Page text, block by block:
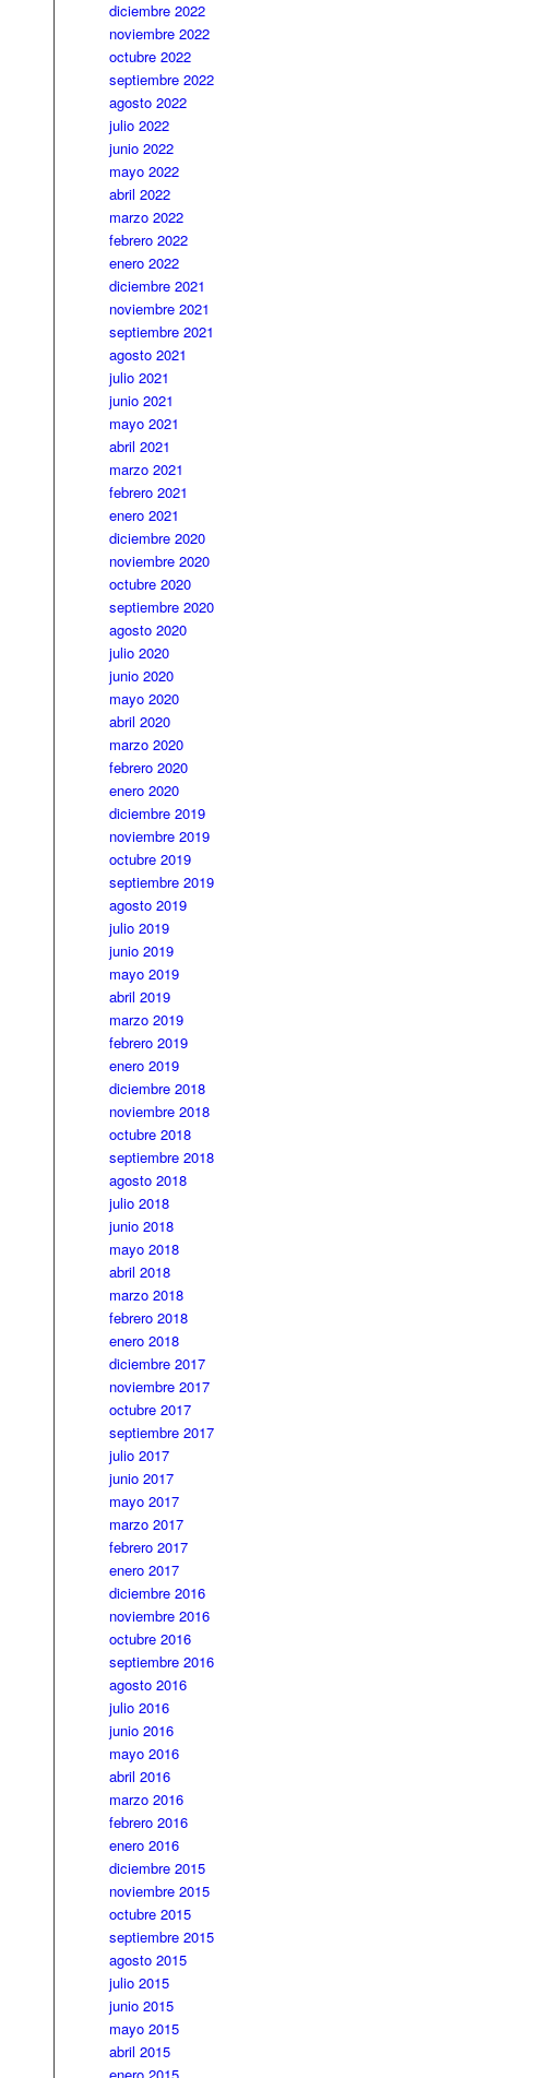
diciembre 2022
noviembre 2022
octubre 2022
septiembre 2022
agosto 2022
julio 2022
junio 2022
mayo 2022
abril 2022
marzo 2022
febrero 2022
enero 2022
diciembre 2021
noviembre 2021
septiembre 2021
agosto 2021
julio 2021
junio 2021
mayo 2021
abril 2021
marzo 2021
febrero 2021
enero 2021
diciembre 2020
noviembre 2020
octubre 2020
septiembre 2020
agosto 2020
julio 2020
junio 2020
mayo 2020
abril 2020
marzo 2020
febrero 2020
enero 2020
diciembre 2019
noviembre 2019
octubre 2019
septiembre 2019
agosto 2019
julio 2019
junio 2019
mayo 2019
abril 2019
marzo 2019
febrero 2019
enero 2019
diciembre 2018
noviembre 2018
octubre 2018
septiembre 2018
agosto 2018
julio 2018
junio 2018
mayo 2018
abril 2018
marzo 2018
febrero 2018
enero 2018
diciembre 2017
noviembre 2017
octubre 2017
septiembre 2017
julio 2017
junio 2017
mayo 2017
marzo 2017
febrero 2017
enero 2017
diciembre 2016
noviembre 2016
octubre 2016
septiembre 2016
agosto 2016
julio 2016
junio 2016
mayo 2016
abril 2016
marzo 2016
febrero 2016
enero 2016
diciembre 2015
noviembre 2015
octubre 2015
septiembre 2015
agosto 2015
julio 2015
junio 2015
mayo 2015
abril 2015